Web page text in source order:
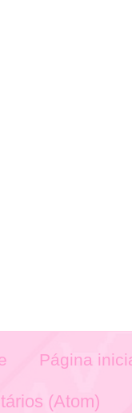
Página
(Atom)